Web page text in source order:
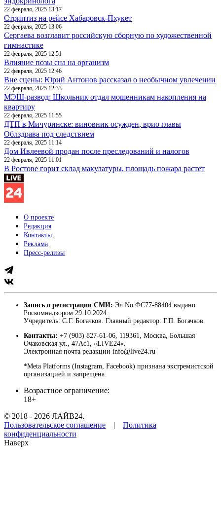
22 февраля, 2025 13:17
Стриптиз на рейсе Хабаровск-Пхукет
22 февраля, 2025 13:06
Сергаева возглавит российскую сборную по художественной
гимнастике
22 февраля, 2025 12:51
Влияние позы сна на организм
22 февраля, 2025 12:46
Вне сцены: Юрий Антонов рассказал о необычном увлечении
22 февраля, 2025 12:33
МЭШ-развод: Школьник отдал мошенникам накопления на
квартиру
22 февраля, 2025 11:55
ДТП в Мичуринске: виновник осужден, врио главы
Облздрава под следствием
22 февраля, 2025 11:14
Дом Ивлеевой продан после преследований и налогов
22 февраля, 2025 11:01
В Ростове горит склад макулатуры, площадь пожара растет
О проекте
Редакция
Контакты
Реклама
Пресс-релизы
Запись о регистрации СМИ: Эл No ФС77-88404 выдано
Роскомнадзором 29.10.2024.
Учредитель: С.Г. Богачков. Главный редактор: Г.П. Богачков.
Контакты: +7 (903) 827-61-06, 119361, Москва, Большая
Очаковская ул., 47Ас1, «LIVE24».
Электронная почта редакции info@live24.ru
*Meta Platforms (Instagram, Facebook) признана экстремистской
организацией и запрещена.
Возрастное ограничение:
18+
© 2018 - 2026 ЛАЙВ24.
Пользовательское соглашение | Политика
конфиденциальности
Наверх